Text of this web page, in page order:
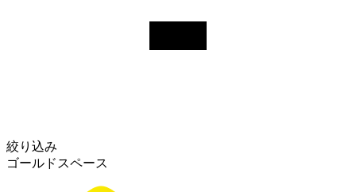
絞り込み
ゴールドスペース